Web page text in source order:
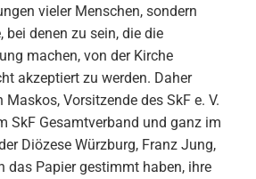
vieler Menschen, sondern
bei denen zu sein, die die
machen, von der Kirche
akzeptiert zu werden. Daher
Vorsitzende des SkF e. V.
SkF Gesamtverband und ganz im
Diözese Würzburg, Franz Jung,
das Papier gestimmt haben, ihre